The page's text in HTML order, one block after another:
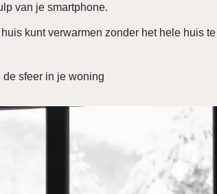
van je smartphone.
kunt verwarmen zonder het hele huis te
sfeer in je woning